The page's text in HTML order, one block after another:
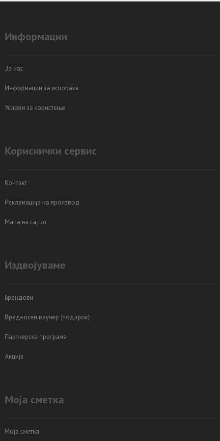
Информации
За нас
Информации за испорака
Услови за користење
Кориснички сервис
Контакт
Рекламација на производ
Мапа на сајтот
Издвојуваме
Брендови
Вредносен ваучер (подарок)
Партнерска програма
Акција
Моја сметка
Моја сметка